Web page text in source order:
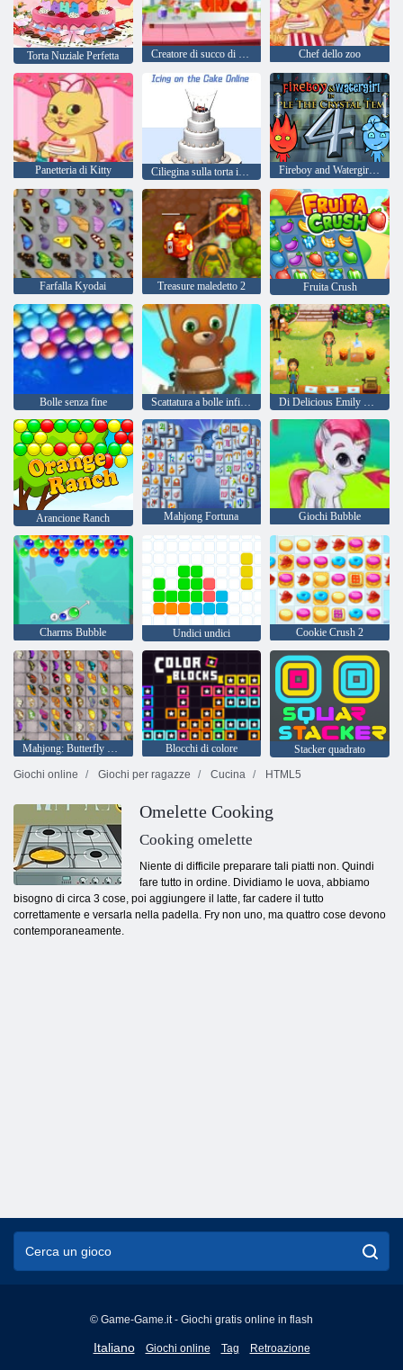
Torta Nuziale Perfetta Creatore di succo di frutta Chef dello zoo
Panetteria di Kitty Ciliegina sulla torta in linea Fireboy and Watergirl 4: Tempio di Cristallo
Farfalla Kyodai Treasure maledetto 2 Fruita Crush
Bolle senza fine Scattatura a bolle infinita Di Delicious Emily Home Sweet Home
Arancione Ranch Mahjong Fortuna Giochi Bubble
Charms Bubble Undici undici Cookie Crush 2
Mahjong: Butterfly Kyodai HD Blocchi di colore
Stacker quadrato
Giochi online
Giochi per ragazze Cucina HTML5
Omelette Cooking
Cooking omelette
Niente di difficile preparare tali piatti non. Quindi
fare tutto in ordine. Dividiamo le uova, abbiamo
bisogno di circa 3 cose, poi aggiungere il latte, far cadere il tutto
correttamente e versarla nella padella. Fry non uno, ma quattro cose devono
contemporaneamente.
© Game-Game.it - Giochi gratis online in flash
Italiano
English
Giochi online Tag Retroazione